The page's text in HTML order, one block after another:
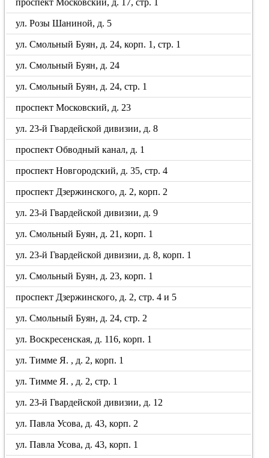
проспект Московский, д. 17, стр. 1
ул. Розы Шаниной, д. 5
ул. Смольный Буян, д. 24, корп. 1, стр. 1
ул. Смольный Буян, д. 24
ул. Смольный Буян, д. 24, стр. 1
проспект Московский, д. 23
ул. 23-й Гвардейской дивизии, д. 8
проспект Обводный канал, д. 1
проспект Новгородский, д. 35, стр. 4
проспект Дзержинского, д. 2, корп. 2
ул. 23-й Гвардейской дивизии, д. 9
ул. Смольный Буян, д. 21, корп. 1
ул. 23-й Гвардейской дивизии, д. 8, корп. 1
ул. Смольный Буян, д. 23, корп. 1
проспект Дзержинского, д. 2, стр. 4 и 5
ул. Смольный Буян, д. 24, стр. 2
ул. Воскресенская, д. 116, корп. 1
ул. Тимме Я. , д. 2, корп. 1
ул. Тимме Я. , д. 2, стр. 1
ул. 23-й Гвардейской дивизии, д. 12
ул. Павла Усова, д. 43, корп. 2
ул. Павла Усова, д. 43, корп. 1